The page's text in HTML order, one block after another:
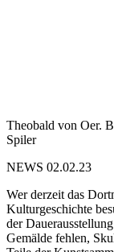
Theobald von Oer.
Spiler
NEWS 02.02.23
Wer derzeit das
Kulturgeschichte
der
Gemälde fehlen,